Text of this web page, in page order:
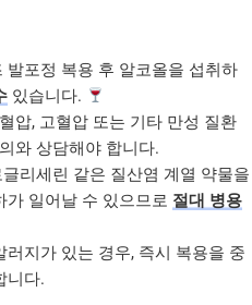
발포정 복용 후 알코올을 섭취하
있습니다.
압, 고혈압 또는 기타 만성 질환
와 상담해야 합니다.
리세린 같은 질산염 계열 약물을
가 일어날 수 있으므로 절대 병용
러지가 있는 경우, 즉시 복용을 중
니다.